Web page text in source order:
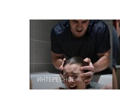
ИНТЕРЕСНОЕ